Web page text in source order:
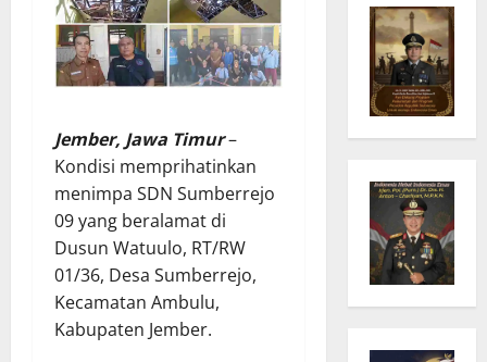
Jember, Jawa Timur–
Kondisi memprihatinkan
menimpa SDN Sumberrejo
09 yang beralamat di
Dusun Watuulo, RT/RW
01/36, Desa Sumberrejo,
Kecamatan Ambulu,
Kabupaten Jember.